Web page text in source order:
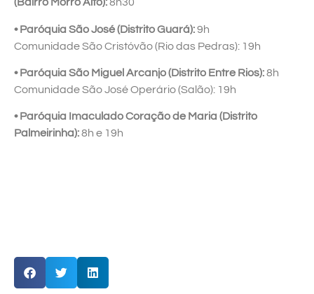
• Paróquia São José (Distrito Guará):9h
Comunidade São Cristóvão (Rio das Pedras): 19h
• Paróquia São Miguel Arcanjo (Distrito Entre Rios):8h
Comunidade São José Operário (Salão): 19h
• Paróquia Imaculado Coração de Maria (Distrito
Palmeirinha):8h e 19h